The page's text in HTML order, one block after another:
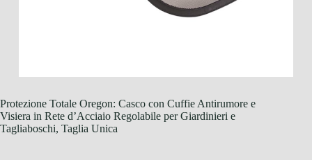
Protezione Totale Oregon: Casco con Cuffie Antirumore e
Visiera in Rete d’Acciaio Regolabile per Giardinieri e
Tagliaboschi, Taglia Unica